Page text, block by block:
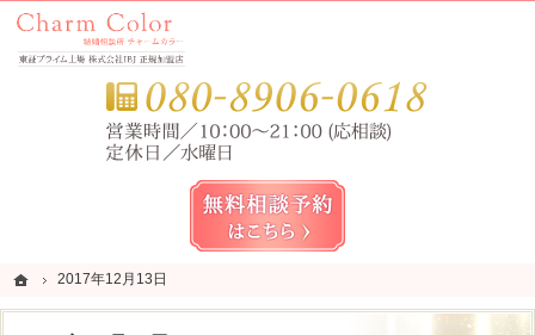
ホーム
2017年12月13日
錦糸町・亀戸・平井の結婚相談所なら当相談所へ。
錦糸町・亀戸・平井の結婚相談所なら短期成婚を目指すCharm Color (チャームカラー)
ホーム
2017年12月13日